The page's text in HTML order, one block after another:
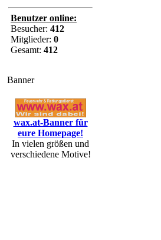
Benutzer online:
Besucher: 412
Mitglieder: 0
Gesamt: 412
Banner
wax.at-Banner für
eure Homepage!
In vielen größen und
verschiedene Motive!